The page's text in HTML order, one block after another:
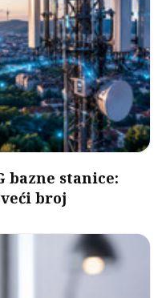
bazne stanice:
broj